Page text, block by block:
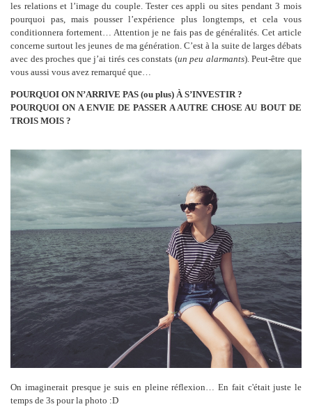
les relations et l’image du couple. Tester ces appli ou sites pendant 3 mois
pourquoi pas, mais pousser l’expérience plus longtemps, et cela vous
conditionnera fortement… Attention je ne fais pas de généralités. Cet article
concerne surtout les jeunes de ma génération. C’est à la suite de larges débats
avec des proches que j’ai tirés ces constats (un peu alarmants). Peut-être que
vous aussi vous avez remarqué que…
POURQUOI ON N’ARRIVE PAS (ou plus) À S’INVESTIR ?
POURQUOI ON A ENVIE DE PASSER A AUTRE CHOSE AU BOUT DE
TROIS MOIS ?
On imaginerait presque je suis en pleine réflexion… En fait c'était juste le
temps de 3s pour la photo :D